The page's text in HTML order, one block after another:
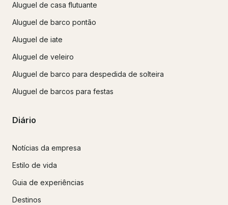
Aluguel de casa flutuante
Aluguel de barco pontão
Aluguel de iate
Aluguel de veleiro
Aluguel de barco para despedida de solteira
Aluguel de barcos para festas
Diário
Notícias da empresa
Estilo de vida
Guia de experiências
Destinos